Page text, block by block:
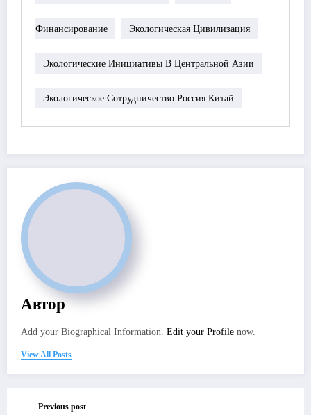
Финансирование Экологическая Цивилизация
Экологические Инициативы В Центральной Азии
Экологическое Сотрудничество Россия Китай
Автор
Add your Biographical Information. Edit your Profile now.
View All Posts
Previous post